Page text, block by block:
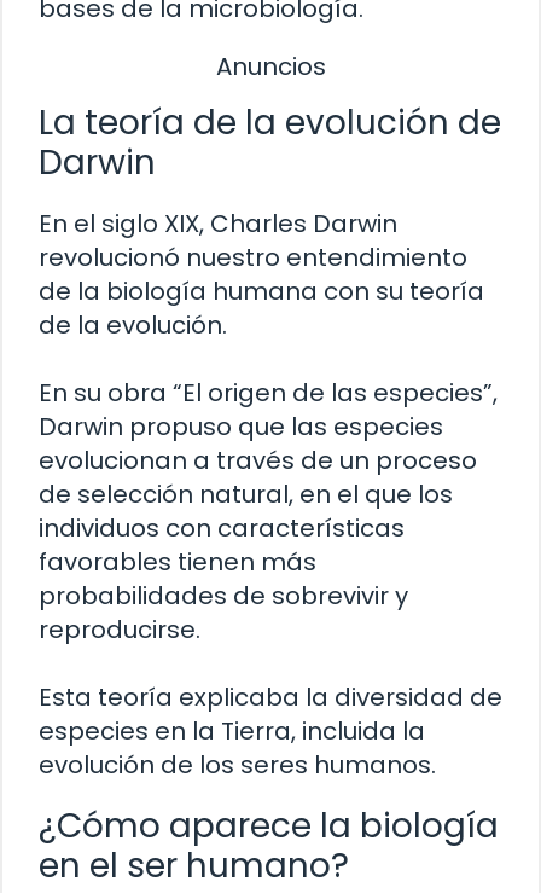
bases de la microbiología.
Anuncios
La teoría de la evolución de
Darwin
En el siglo XIX, Charles Darwin
revolucionó nuestro entendimiento
de la biología humana con su teoría
de la evolución.
En su obra “El origen de las especies”,
Darwin propuso que las especies
evolucionan a través de un proceso
de selección natural, en el que los
individuos con características
favorables tienen más
probabilidades de sobrevivir y
reproducirse.
Esta teoría explicaba la diversidad de
especies en la Tierra, incluida la
evolución de los seres humanos.
¿Cómo aparece la biología
en el ser humano?